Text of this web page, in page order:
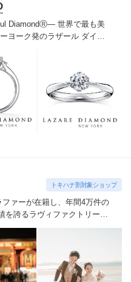
DiamondⓇ― 世界で最も美
ヨーク発のラザール ダイヤ
ダイヤモンドの美しい輝き
たちの願いは、この生涯変
輝きを幸せの象徴として、い
いただくことです。
トキハナ割対象ショップ
ァーが在籍し、年間4万件の
を誇るラヴィファクトリー。
の気持ちに寄りそい素敵な表
ォトグラファーたち。お好
指名いただけます。季節を感
ケーション、普段の服装でい
場所、ヘアメイクや衣装など